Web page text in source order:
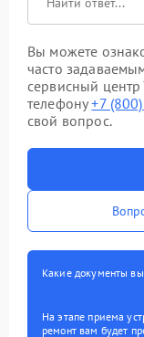
Вы можете
часто
сервисный
телефону+7
свой вопрос.
Какие документы вы
На этапе приема
ремонт вам будет